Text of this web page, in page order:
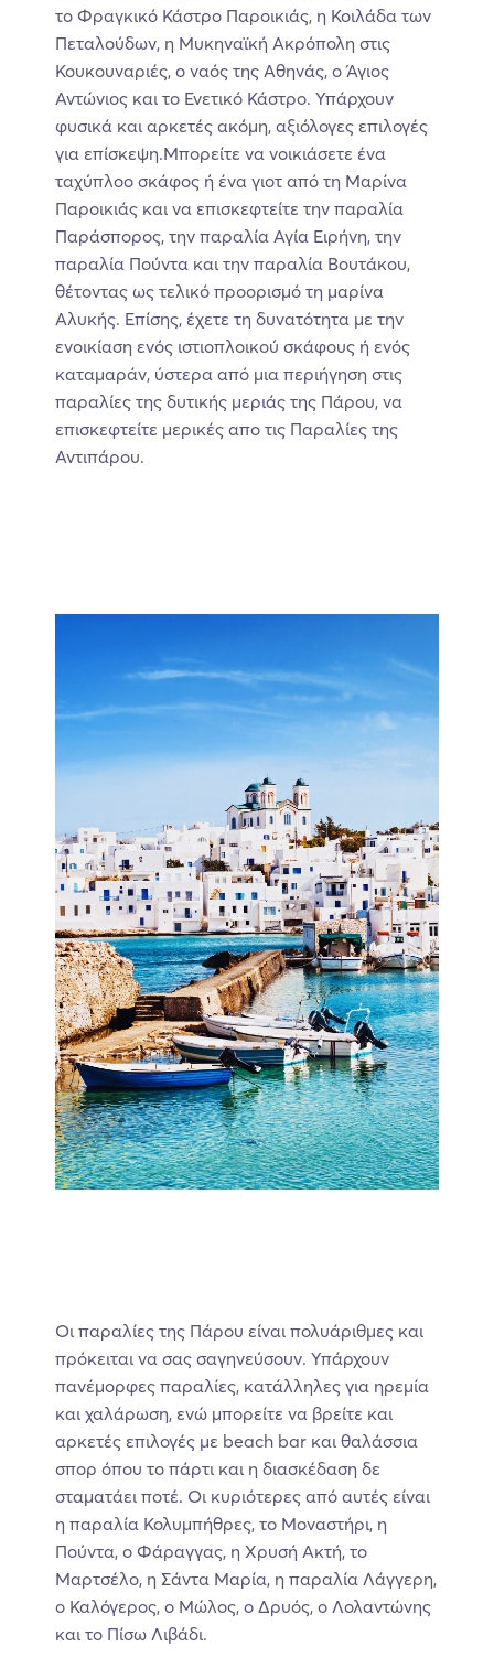
το Φραγκικό Κάστρο Παροικιάς, η Κοιλάδα των
Πεταλούδων, η Μυκηναϊκή Ακρόπολη στις
Κουκουναριές, ο ναός της Αθηνάς, ο Άγιος
Αντώνιος και το Ενετικό Κάστρο. Υπάρχουν
φυσικά και αρκετές ακόμη, αξιόλογες επιλογές
για επίσκεψη.Μπορείτε να νοικιάσετε ένα
ταχύπλοο σκάφος ή ένα γιοτ από τη Μαρίνα
Παροικιάς και να επισκεφτείτε την παραλία
Παράσπορος, την παραλία Αγία Ειρήνη, την
παραλία Πούντα και την παραλία Βουτάκου,
θέτοντας ως τελικό προορισμό τη μαρίνα
Αλυκής. Επίσης, έχετε τη δυνατότητα με την
ενοικίαση ενός ιστιοπλοικού σκάφους ή ενός
καταμαράν, ύστερα από μια περιήγηση στις
παραλίες της δυτικής μεριάς της Πάρου, να
επισκεφτείτε μερικές απο τις Παραλίες της
Αντιπάρου.
Οι παραλίες της Πάρου είναι πολυάριθμες και
πρόκειται να σας σαγηνεύσουν. Υπάρχουν
πανέμορφες παραλίες, κατάλληλες για ηρεμία
και χαλάρωση, ενώ μπορείτε να βρείτε και
αρκετές επιλογές με beach bar και θαλάσσια
σπορ όπου το πάρτι και η διασκέδαση δε
σταματάει ποτέ. Οι κυριότερες από αυτές είναι
η παραλία Κολυμπήθρες, το Μοναστήρι, η
Πούντα, ο Φάραγγας, η Χρυσή Ακτή, το
Μαρτσέλο, η Σάντα Μαρία, η παραλία Λάγγερη,
ο Καλόγερος, ο Μώλος, ο Δρυός, ο Λολαντώνης
και το Πίσω Λιβάδι.